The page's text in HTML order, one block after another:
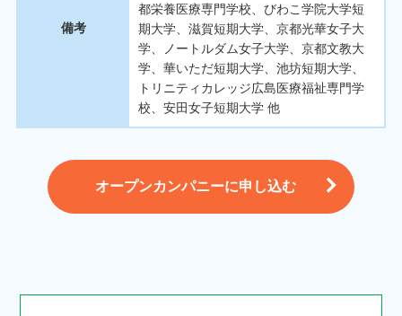
備考
都栄養医療専門学校、びわこ学院大学短
期大学、滋賀短期大学、京都光華女子大
学、ノートルダム女子大学、京都文教大
学、華いただ短期大学、池坊短期大学、
トリニティカレッジ広島医療福祉専門学
校、安田女子短期大学 他
オープンカンパニーに申し込む